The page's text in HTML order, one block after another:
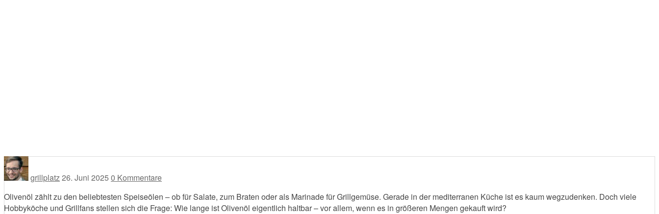
grillplatz 26. Juni 2025 0 Kommentare
Olivenöl zählt zu den beliebtesten Speiseölen – ob für Salate, zum Braten oder als Marinade für Grillgemüse. Gerade in der mediterranen Küche ist es kaum wegzudenken. Doch viele
Hobbyköche und Grillfans stellen sich die Frage: Wie lange ist Olivenöl eigentlich haltbar – vor allem, wenn es in größeren Mengen gekauft wird?